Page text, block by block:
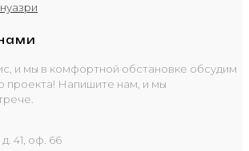
и мы в комфортной обстановке обсудим
проекта! Напишите нам, и мы
41, оф. 66